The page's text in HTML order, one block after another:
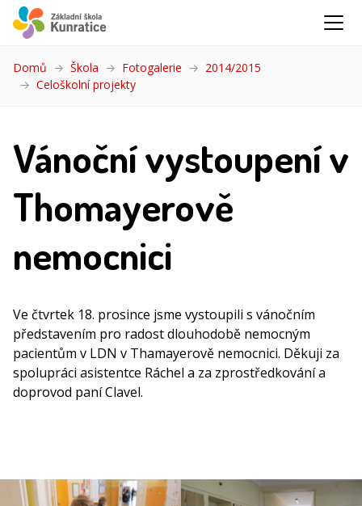
Domů Škola Fotogalerie
2014/2015
Celoškolní projekty
Vánoční vystoupení v
Thomayerově
nemocnici
Ve čtvrtek 18. prosince jsme vystoupili s vánočním
představením pro radost dlouhodobě nemocným
pacientům v LDN v Thamayerově nemocnici. Děkuji za
spolupráci asistentce Ráchel a za zprostředkování a
doprovod paní Clavel.